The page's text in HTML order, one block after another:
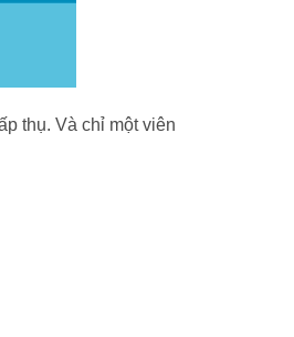
thụ. Và chỉ một viên